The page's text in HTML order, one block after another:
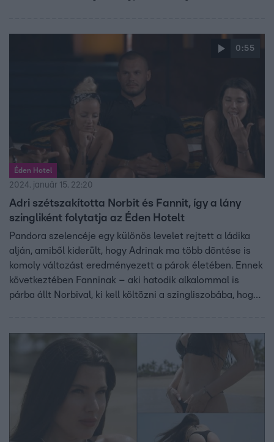
szembe kell néznie a szabályszegése következményével,
este pedig ismét feltárult Pandora Szelencéje, ami a
kérdések mellett váratlan fordulatot is tartogatott az
Éden Hotel játékosainak.
0:55
Éden Hotel
2024. január 15. 22:20
Adri szétszakította Norbit és Fannit, így a lány
szingliként folytatja az Éden Hotelt
Pandora szelencéje egy különös levelet rejtett a ládika
alján, amiből kiderült, hogy Adrinak ma több döntése is
komoly változást eredményezett a párok életében. Ennek
következtében Fanninak – aki hatodik alkalommal is
párba állt Norbival, ki kell költözni a szingliszobába, hogy